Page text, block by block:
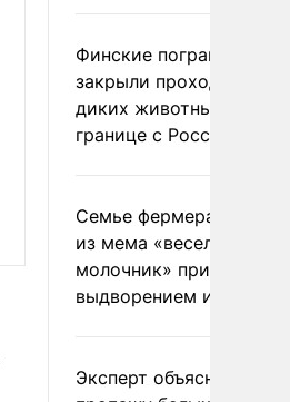
Финские пограничники
закрыли проходы для
диких животных на
границе с Россией
Семье фермера
из мема «веселый
молочник» пригрозили
выдворением из
Эксперт объяснил